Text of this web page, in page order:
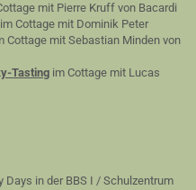
mit Pierre Kruff von Bacardi
im Cottage mit Dominik Peter
Cottage mit Sebastian Minden von
Tasting im Cottage mit Lucas
Days in der BBS I / Schulzentrum